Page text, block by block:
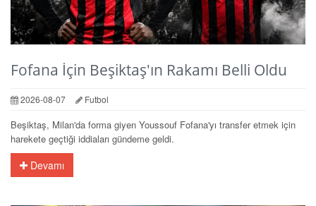
Fofana İçin Beşiktaş'ın Rakamı Belli Oldu
2026-08-07 Futbol
Beşiktaş, Milan'da forma giyen Youssouf Fofana'yı transfer etmek için
harekete geçtiği iddiaları gündeme geldi.
Devamı